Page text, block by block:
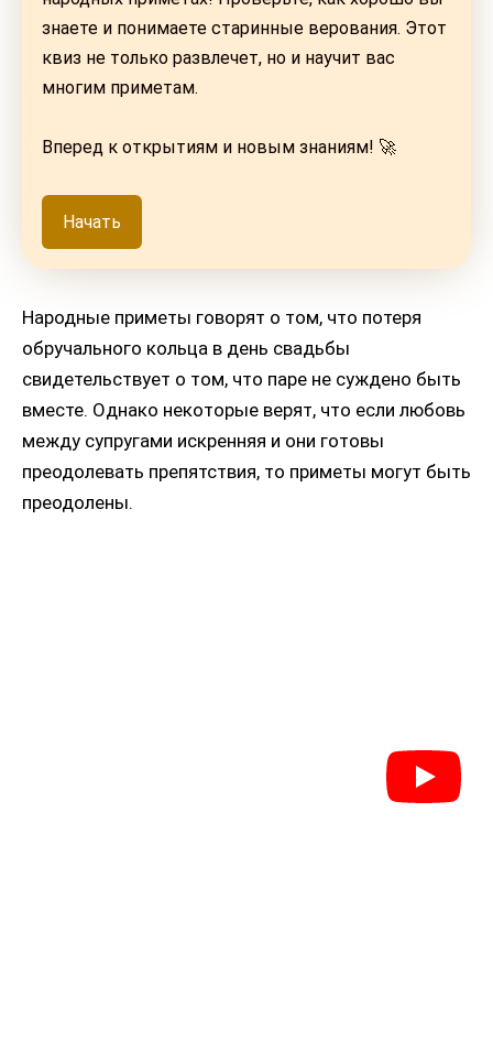
знаете и понимаете старинные верования. Этот
квиз не только развлечет, но и научит вас
многим приметам.
Вперед к открытиям и новым знаниям! 🚀
Начать
Народные приметы говорят о том, что потеря
обручального кольца в день свадьбы
свидетельствует о том, что паре не суждено быть
вместе. Однако некоторые верят, что если любовь
между супругами искренняя и они готовы
преодолевать препятствия, то приметы могут быть
преодолены.